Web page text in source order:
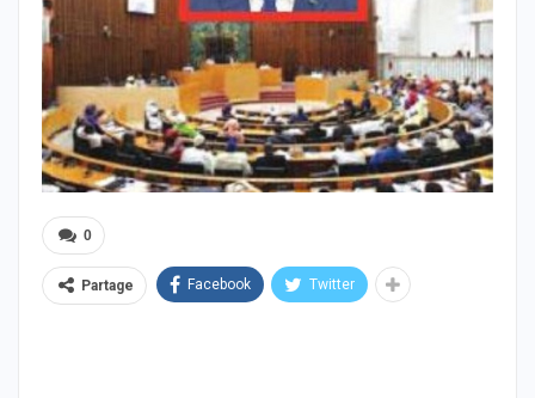
0
Partage Facebook Twitter